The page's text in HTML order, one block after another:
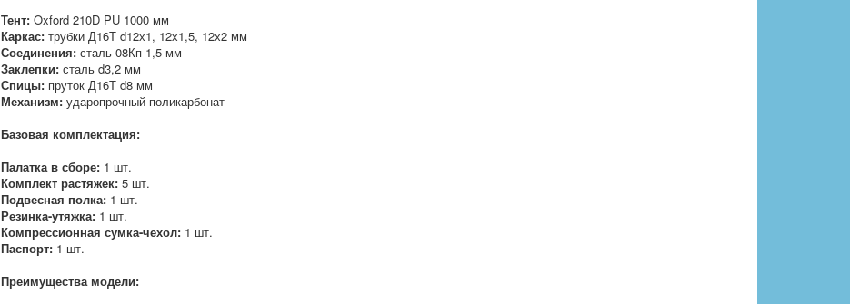
Тент:Oxford 210D PU 1000 мм
Каркас: трубки Д16Т d12х1, 12х1,5, 12х2 мм
Соединения: сталь 08Кп 1,5 мм
Заклепки:сталь d3,2 мм
Спицы: пруток Д16Т d8 мм
Механизм: ударопрочный поликарбонат
Базовая комплектация:
Палатка в сборе: 1 шт.
Комплект растяжек:5 шт.
Подвесная полка:1 шт.
Резинка-утяжка:1 шт.
Компрессионная сумка-чехол: 1 шт.
Паспорт: 1 шт.
Преимущества модели: